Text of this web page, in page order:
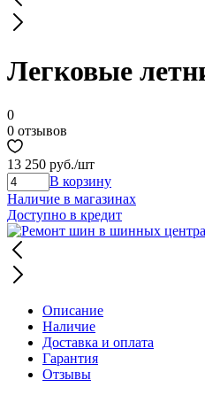
Легковые
0
0 отзывов
13 250 руб./шт
В корзину
Наличие в магазинах
Доступно в кредит
Описание
Наличие
Доставка и оплата
Гарантия
Отзывы